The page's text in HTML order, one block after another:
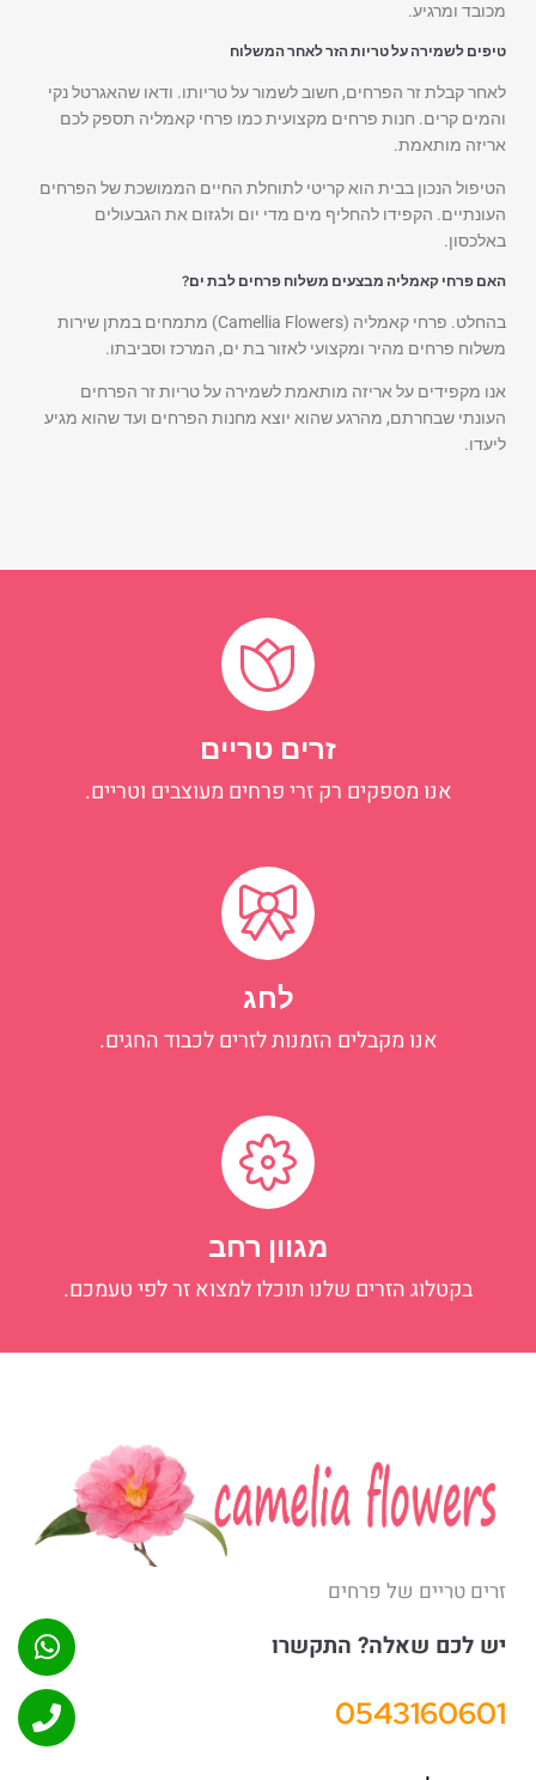
מכובד ומרגיע.
טיפים לשמירה על טריות הזר לאחר המשלוח
לאחר קבלת זר הפרחים, חשוב לשמור על טריותו. ודאו שהאגרטל נקי
והמים קרים. חנות פרחים מקצועית כמו פרחי קאמליה תספק לכם
אריזה מותאמת.
הטיפול הנכון בבית הוא קריטי לתוחלת החיים הממושכת של הפרחים
העונתיים. הקפידו להחליף מים מדי יום ולגזום את הגבעולים
באלכסון.
האם פרחי קאמליה מבצעים משלוח פרחים לבת ים?
בהחלט. פרחי קאמליה (Camellia Flowers) מתמחים במתן שירות
משלוח פרחים מהיר ומקצועי לאזור בת ים, המרכז וסביבתו.
אנו מקפידים על אריזה מותאמת לשמירה על טריות זר הפרחים
העונתי שבחרתם, מהרגע שהוא יוצא מחנות הפרחים ועד שהוא מגיע
ליעדו.
זרים טריים
אנו מספקים רק זרי פרחים מעוצבים וטריים.
לחג
אנו מקבלים הזמנות לזרים לכבוד החגים.
מגוון רחב
בקטלוג הזרים שלנו תוכלו למצוא זר לפי טעמכם.
זרים טריים של פרחים
יש לכם שאלה? התקשרו
0543160601